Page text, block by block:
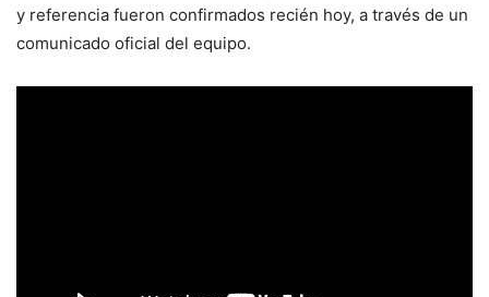
y referencia fueron confirmados recién hoy, a través de un
comunicado oficial del equipo.